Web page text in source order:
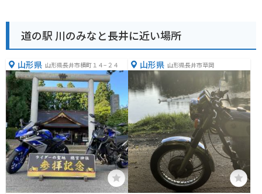
道の駅 川のみなと長井に近い場所
山形県 山形県長井市横町１４−２４ 山形県 山形県長井市草岡